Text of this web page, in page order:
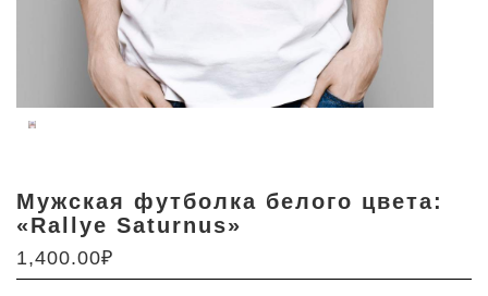
Мужская футболка белого цвета:
«Rallye Saturnus»
1,400.00₽